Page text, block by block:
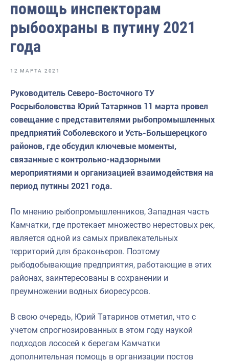
Волго-Каспийское
Восточно-Сибирское
Енисейское
Нижнеобское
Охотское
Приморское
Сахалино-Курильское
Северо-Восточное
Североморское
помощь инспекторам
рыбоохраны в путину 2021
года
12 МАРТА 2021
Руководитель Северо-Восточного ТУ
Росрыболовства Юрий Татаринов 11 марта провел
совещание с представителями рыбопромышленных
предприятий Соболевского и Усть-Большерецкого
районов, где обсудил ключевые моменты,
связанные с контрольно-надзорными
мероприятиями и организацией взаимодействия на
период путины 2021 года.
По мнению рыбопромышленников, Западная часть
Камчатки, где протекает множество нерестовых рек,
является одной из самых привлекательных
территорий для браконьеров. Поэтому
рыбодобывающие предприятия, работающие в этих
районах, заинтересованы в сохранении и
преумножении водных биоресурсов.
В свою очередь, Юрий Татаринов отметил, что с
учетом спрогнозированных в этом году наукой
подходов лососей к берегам Камчатки
дополнительная помощь в организации постов